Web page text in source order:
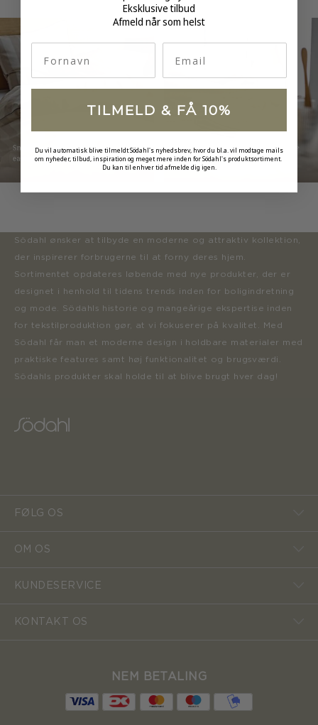
Södahl ønsker at tilbyde en moderne og attraktiv kollektion,
der inspirerer forbrugerne til at forny deres hjem.
Sortimentet opdateres løbende med nye produkter, der er
designet i henhold til tidens trends inden for boligindretning
og mode. Södahls historie og mangeårige ekspertise inden
for tekstilproduktion gør, at vi fokuserer på kvalitet. Med
Södahl får man et moderne design i holdbare materialer med
praktiske features samt høj funktionalitet og brugsværdi.
Södahls produkter skal holde til at blive brugt hver dag!
FØLG OS
OM OS
KUNDESERVICE
KONTAKT OS
NEM BETALING
Eksklusive tilbud
Afmeld når som helst
TILMELD & FÅ 10%
Du vil automatisk blive tilmeldt Södahl's nyhedsbrev, hvor du bl.a. vil modtage mails
om nyheder, tilbud, inspiration og meget mere inden for Södahl's produktsortiment.
Du kan til enhver tid afmelde dig igen.